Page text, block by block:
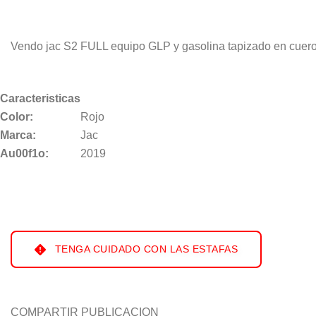
Vendo jac S2 FULL equipo GLP y gasolina tapizado en
Caracteristicas
Color:
Rojo
Marca:
Jac
Au00f1o:
2019
TENGA CUIDADO CON LAS ESTAFAS
COMPARTIR PUBLICACION